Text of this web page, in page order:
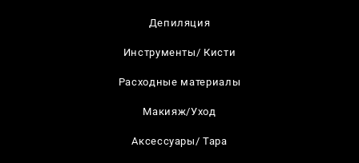
Депиляция
Инструменты/ Кисти
Расходные материалы
Макияж/Уход
Аксессуары/ Тара